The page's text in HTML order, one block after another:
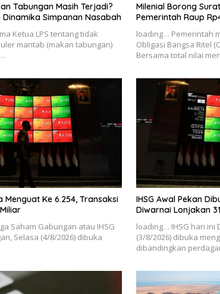
Tabungan Masih Terjadi?
Simpanan Nasabah
Ketua LPS tentang tidak
mantab (makan tabungan)
Milenial Borong
Pemerintah Raup
loading… Pemerintah
Obligasi Bangsa Ritel
Bersama total nilai
Menguat Ke 6.254, Transaksi
Saham Gabungan atau IHSG
Selasa (4/8/2026) dibuka
IHSG Awal Pekan
Diwarnai Lonjakan
loading… IHSG hari ini
(3/8/2026) dibuka
dibandingkan